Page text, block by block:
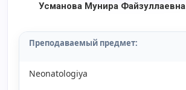
Усманова Мунира Файзуллаевна
Преподаваемый предмет:
Neonatologiya